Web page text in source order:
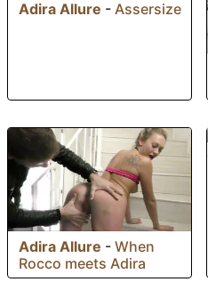
Adira Allure - Assersize
Adira Allure - When
Rocco meets Adira